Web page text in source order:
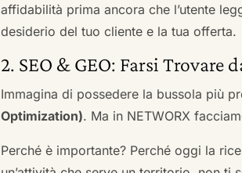
affidabilità prima ancora che l’utente
desiderio del tuo cliente e la tua offerta.
2. SEO & GEO: Farsi Trovare
Immagina di possedere la bussola più
Optimization). Ma in NETWORX
Perché è importante? Perché oggi la